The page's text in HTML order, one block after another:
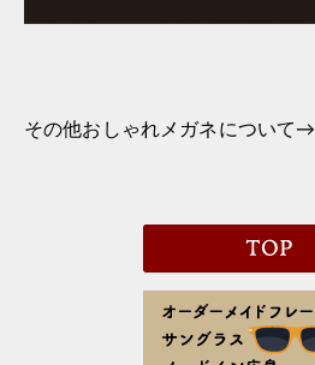
その他おしゃれメガネについて→